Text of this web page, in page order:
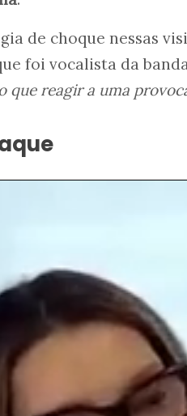
de choque nessas
foi vocalista da
que reagir a uma